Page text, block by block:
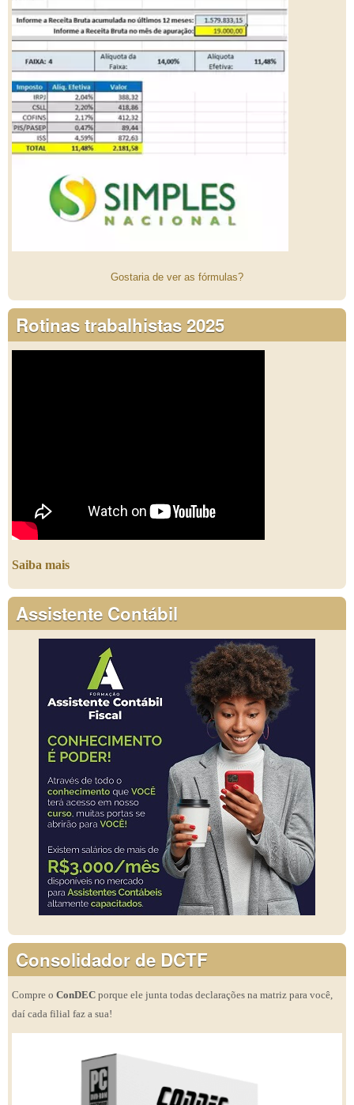
Gostaria de ver as fórmulas?
Rotinas trabalhistas 2025
Saiba mais
Assistente Contábil
Consolidador de DCTF
Compre o ConDEC porque ele junta todas declarações na matriz para você,
daí cada filial faz a sua!